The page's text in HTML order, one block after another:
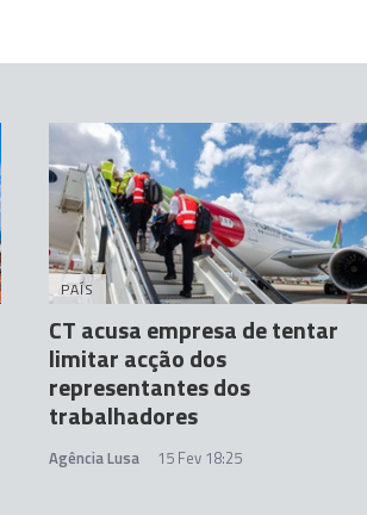
PAÍS
CT acusa empresa de tentar
limitar acção dos
representantes dos
trabalhadores
Agência Lusa 15 Fev 18:25